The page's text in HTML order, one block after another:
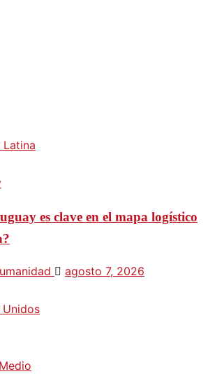
Latina
es clave en el mapa logístico
agosto 7, 2026
Unidos